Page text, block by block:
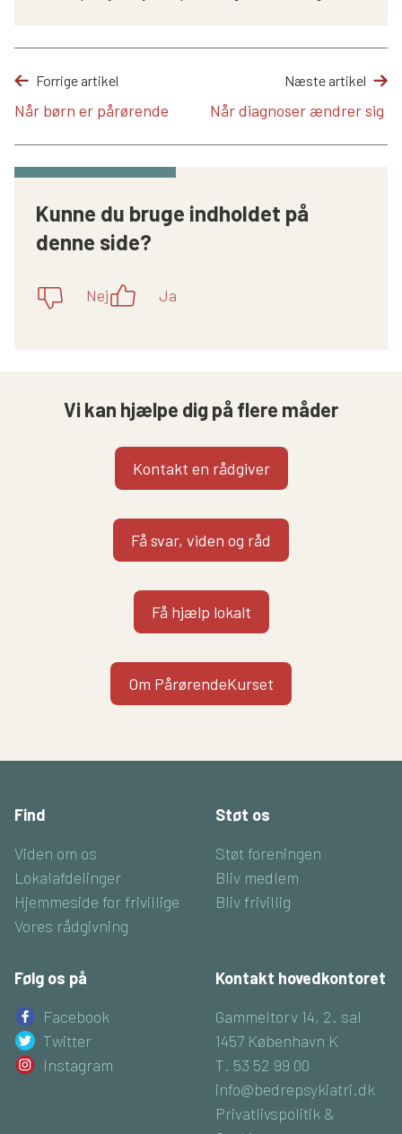
Forrige artikel
Når børn er pårørende
Næste artikel
Når diagnoser ændrer sig
Kunne du bruge indholdet på
denne side?
Nej Ja
Vi kan hjælpe dig på flere måder
Kontakt en rådgiver
Få svar, viden og råd
Få hjælp lokalt
Om PårørendeKurset
Find
Viden om os
Lokalafdelinger
Hjemmeside for frivillige
Vores rådgivning
Støt os
Støt foreningen
Bliv medlem
Bliv frivillig
Følg os på
Facebook
Twitter
Instagram
Kontakt hovedkontoret
Gammeltorv 14, 2. sal
1457 København K
T. 53 52 99 00
info@bedrepsykiatri.dk
Privatlivspolitik &